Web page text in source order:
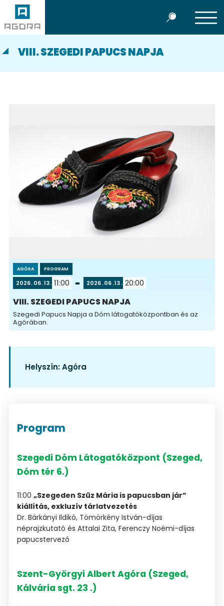
VIII. SZEGEDI PAPUCS NAPJA
AGÓRA PROGRAM
2026 06 13 11:00 2026 06 13 20:00
VIII. SZEGEDI PAPUCS NAPJA
Szegedi Papucs Napja a Dóm látogatóközpontban és az
Agórában.
Helyszín:Agóra
Program
Szegedi Dóm Látogatóközpont (Szeged,
Dóm tér 6.)
11:00 „Szegeden Szűz Mária is papucsban jár”
kiállítás, exkluzív tárlatvezetés
Dr. Bárkányi Ildikó, Tömörkény István-díjas
néprajzkutató és Attalai Zita, Ferenczy Noémi-díjas
papucstervező
Szent-Györgyi Albert Agóra (Szeged,
Kálvária sgt. 23 .)